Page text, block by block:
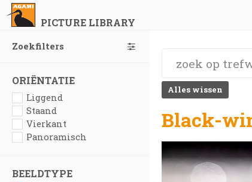
PICTURE LIBRARY
Zoekfilters
ORIËNTATIE
Liggend
Staand
Vierkant
Panoramisch
BEELDTYPE
Alles wissen
Black-